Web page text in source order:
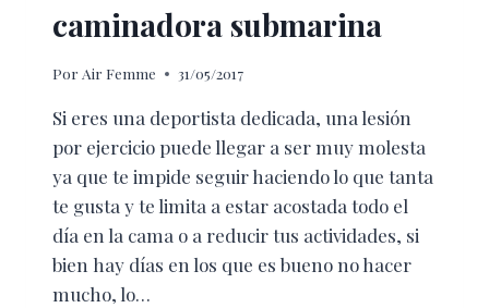
caminadora submarina
Por Air Femme 31/05/2017
Si eres una deportista dedicada, una lesión
por ejercicio puede llegar a ser muy molesta
ya que te impide seguir haciendo lo que tanta
te gusta y te limita a estar acostada todo el
día en la cama o a reducir tus actividades, si
bien hay días en los que es bueno no hacer
mucho, lo…